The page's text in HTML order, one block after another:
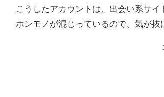
こうしたアカウントは、出会い系サ
ホンモノが混じっているので、気が抜